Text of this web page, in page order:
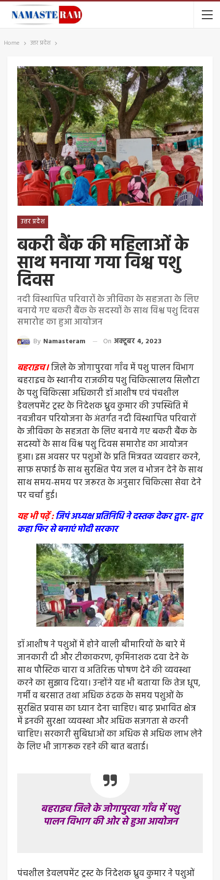
Home उत्तर प्रदेश
उत्तर प्रदेश
बकरी बैंक की महिलाओं के
साथ मनाया गया विश्व पशु
दिवस
नदी विस्थापित परिवारों के जीविका के सहजता के लिए
बनाये गए बकरी बैंक के सदस्यों के साथ विश्व पशु दिवस
समारोह का हुआ आयोजन
By Namasteram On अक्टूबर 4, 2023
बहराइच।जिले के जोगापुरवा गाँव में पशु पालन विभाग
बहराइच के स्थानीय राजकीय पशु चिकित्सालय सिलौटा
के पशु चिकित्सा अधिकारी डॉ आशीष एवं पंचशील
डेवलपमेंट ट्रस्ट के निदेशक ध्रुव कुमार की उपस्थिति में
नवजीवन परियोजना के अंतर्गत नदी विस्थापित परिवारों
के जीविका के सहजता के लिए बनाये गए बकरी बैंक के
सदस्यों के साथ विश्व पशु दिवस समारोह का आयोजन
हुआ। इस अवसर पर पशुओं के प्रति मित्रवत व्यवहार करने,
साफ़ सफाई के साथ सुरक्षित पेय जल व भोजन देने के साथ
साथ समय-समय पर जरूरत के अनुसार चिकित्सा सेवा देने
पर चर्चा हुई।
यह भी पढ़ें :जिपं अध्यक्ष प्रतिनिधि ने दस्तक देकर द्वार- द्वार
कहा फिर से बनाएं मोदी सरकार
डॉ आशीष ने पशुओं में होने वाली बीमारियों के बारे में
जानकारी दी और टीकाकरण, कृमिनाशक दवा देने के
साथ पौस्टिक चारा व अतिरिक्त पोषण देने की व्यवस्था
करने का सुझाव दिया। उन्होंने यह भी बताया कि तेज धूप,
गर्मी व बरसात तथा अधिक ठंढक के समय पशुओं के
सुरक्षित प्रवास का ध्यान देना चाहिए। बाढ़ प्रभावित क्षेत्र
में इनकी सुरक्षा व्यवस्था और अधिक सजगता से करनी
चाहिए। सरकारी सुबिधाओं का अधिक से अधिक लाभ लेने
के लिए भी जागरूक रहने की बात बताई।
बहराइच जिले के जोगापुरवा गाँव में पशु
पालन विभाग की ओर से हुआ आयोजन
पंचशील डेवलपमेंट ट्रस्ट के निदेशक ध्रुव कुमार ने पशुओं